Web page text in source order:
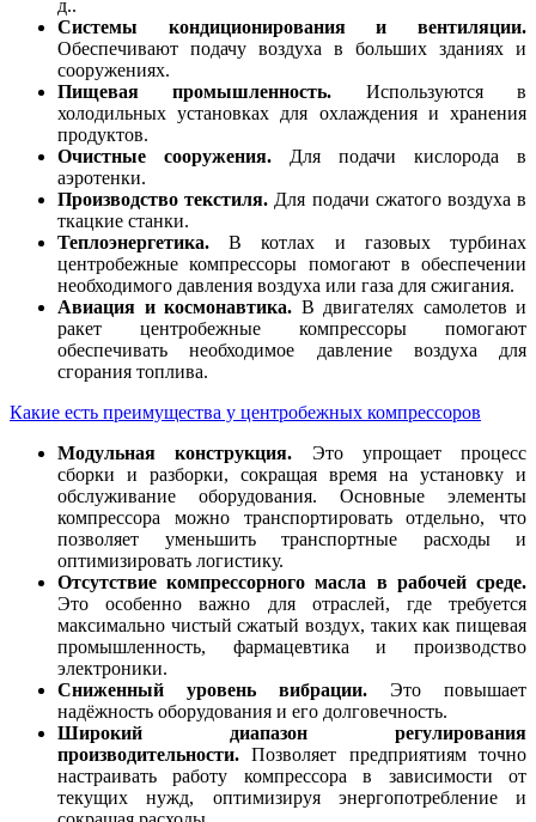
д..
Системы кондиционирования и вентиляции.
Обеспечивают подачу воздуха в больших зданиях и
сооружениях.
Пищевая промышленность. Используются в
холодильных установках для охлаждения и хранения
продуктов.
Очистные сооружения. Для подачи кислорода в
аэротенки.
Производство текстиля. Для подачи сжатого воздуха в
ткацкие станки.
Теплоэнергетика. В котлах и газовых турбинах
центробежные компрессоры помогают в обеспечении
необходимого давления воздуха или газа для сжигания.
Авиация и космонавтика. В двигателях самолетов и
ракет центробежные компрессоры помогают
обеспечивать необходимое давление воздуха для
сгорания топлива.
Какие есть преимущества у центробежных компрессоров
Модульная конструкция. Это упрощает процесс
сборки и разборки, сокращая время на установку и
обслуживание оборудования. Основные элементы
компрессора можно транспортировать отдельно, что
позволяет уменьшить транспортные расходы и
оптимизировать логистику.
Отсутствие компрессорного масла в рабочей среде.
Это особенно важно для отраслей, где требуется
максимально чистый сжатый воздух, таких как пищевая
промышленность, фармацевтика и производство
электроники.
Сниженный уровень вибрации. Это повышает
надёжность оборудования и его долговечность.
Широкий диапазон регулирования
производительности. Позволяет предприятиям точно
настраивать работу компрессора в зависимости от
текущих нужд, оптимизируя энергопотребление и